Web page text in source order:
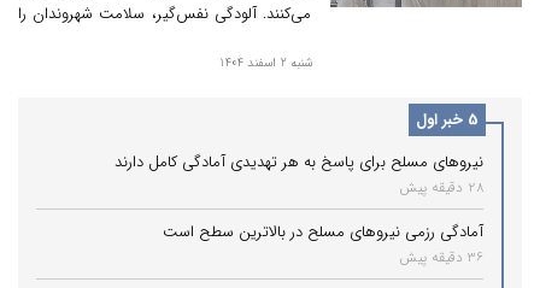
می‌کنند. آلودگی نفس‌گیر، سلامت شهروندان را
شنبه 2 اسفند 1404
5 خبر اول
نیروهای مسلح برای پاسخ به هر تهدیدی آمادگی کامل دارند
28 دقیقه پیش
آمادگی رزمی نیروهای مسلح در بالاترین سطح است
36 دقیقه پیش